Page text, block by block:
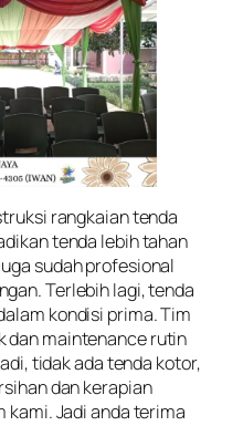
rangkaian tenda
tenda lebih tahan
sudah profesional
Terlebih lagi, tenda
kondisi prima. Tim
dan maintenance rutin
tidak ada tenda kotor,
dan kerapian
Jadi anda terima